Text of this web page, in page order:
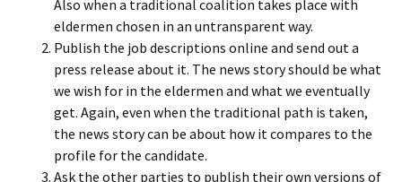
Also when a traditional coalition takes place with
eldermen chosen in an untransparent way.
Publish the job descriptions online and send out a
press release about it. The news story should be what
we wish for in the eldermen and what we eventually
get. Again, even when the traditional path is taken,
the news story can be about how it compares to the
profile for the candidate.
Ask the other parties to publish their own versions of